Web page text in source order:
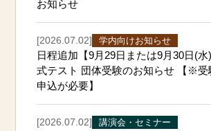
お知らせ
[2026.07.02] 学内向けお知らせ
日程追加【9月29日または9月30日(水
式テスト 団体受験のお知らせ 【※受
申込が必要】
[2026.07.02] 講演会・セミナー